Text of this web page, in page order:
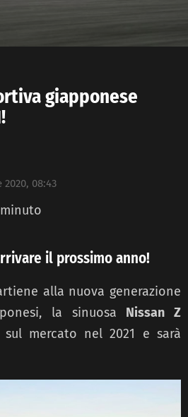
giapponese
2020, 08:43
minuto
il prossimo anno!
alla nuova generazione
la sinuosa Nissan Z
mercato nel 2021 e sarà